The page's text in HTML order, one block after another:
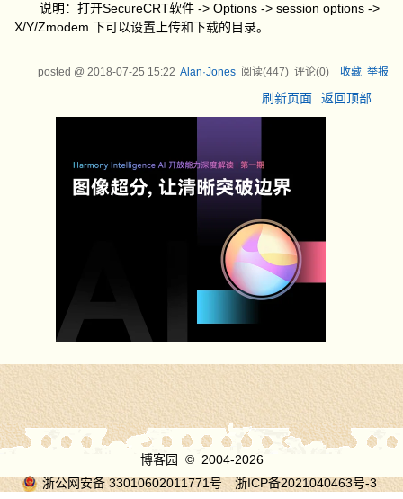
说明：打开SecureCRT软件 -> Options -> session options ->
X/Y/Zmodem 下可以设置上传和下载的目录。
posted @ 2018-07-25 15:22 Alan·Jones阅读(447) 评论(0) 收藏 举报
刷新页面 返回顶部
博客园
© 2004-2026
浙公网安备 33010602011771号
浙ICP备2021040463号-3